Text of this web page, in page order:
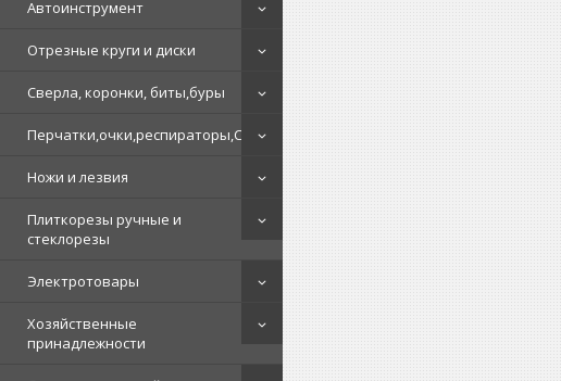
Автоинструмент
Отрезные круги и диски
Сверла, коронки, биты,буры
Перчатки,очки,респираторы,СИЗ
Ножи и лезвия
Плиткорезы ручные и
стеклорезы
Электротовары
Хозяйственные
принадлежности